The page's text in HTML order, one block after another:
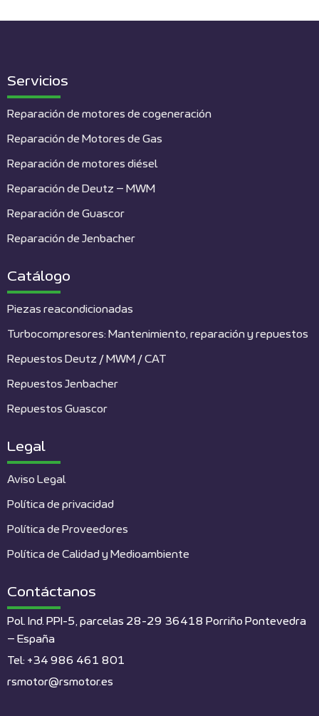
Servicios
Reparación de motores de cogeneración
Reparación de Motores de Gas
Reparación de motores diésel
Reparación de Deutz – MWM
Reparación de Guascor
Reparación de Jenbacher
Catálogo
Piezas reacondicionadas
Turbocompresores: Mantenimiento, reparación y repuestos
Repuestos Deutz / MWM / CAT
Repuestos Jenbacher
Repuestos Guascor
Legal
Aviso Legal
Política de privacidad
Política de Proveedores
Política de Calidad y Medioambiente
Contáctanos
Pol. Ind. PPI-5, parcelas 28-29 36418 Porriño Pontevedra
– España
Tel: +34 986 461 801
rsmotor@rsmotor.es